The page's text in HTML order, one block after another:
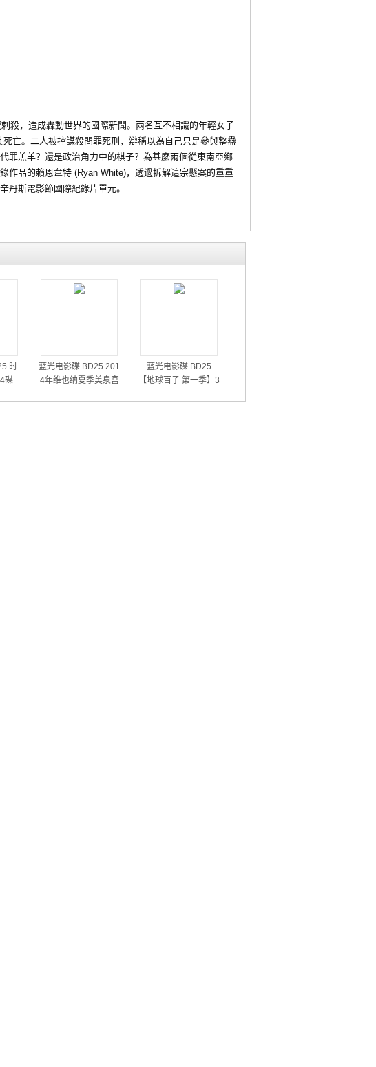
，造成轟動世界的國際新聞。兩名互不相識的年輕女子
亡。二人被控謀殺問罪死刑，辯稱以為自己只是參與整蠱
罪羔羊？還是政治角力中的棋子？為甚麼兩個從東南亞鄉
作品的賴恩韋特 (Ryan White)，透過拆解這宗懸案的重重
丹斯電影節國際紀錄片單元。
时
碟
蓝光电影碟 BD25 201
4年维也纳夏季美泉宫
蓝光电影碟 BD25
【地球百子 第一季】3